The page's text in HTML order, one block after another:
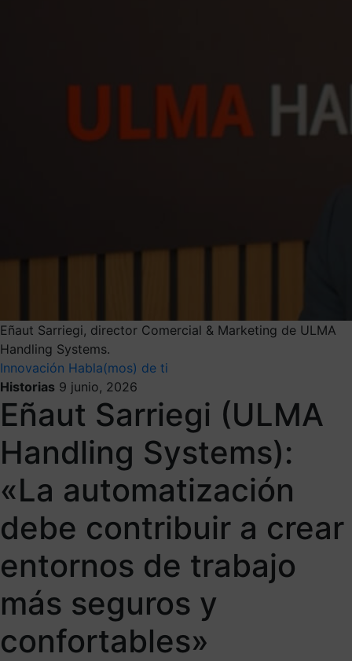
Eñaut Sarriegi, director Comercial & Marketing de ULMA
Handling Systems.
Innovación Habla(mos) de ti
Historias 9 junio, 2026
Eñaut Sarriegi (ULMA
Handling Systems):
«La automatización
debe contribuir a crear
entornos de trabajo
más seguros y
confortables»